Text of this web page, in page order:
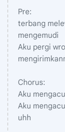
Pre:
terbang
mengemudi
Aku pergi
Chorus:
Aku
Aku
uhh